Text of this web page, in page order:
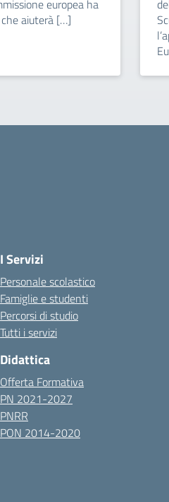
europea ha
aiuterà […]
I Servizi
Personale scolastico
Famiglie e studenti
Percorsi di studio
Tutti i servizi
Didattica
Offerta Formativa
PN 2021-2027
PNRR
PON 2014-2020